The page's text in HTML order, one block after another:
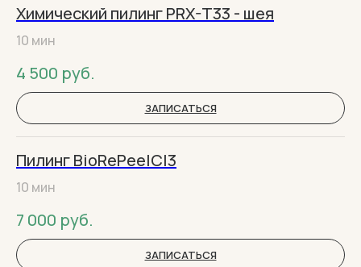
Химический пилинг PRX-T33 - шея
10 мин
4 500 руб.
ЗАПИСАТЬСЯ
Пилинг BioRePeelCl3
10 мин
7 000 руб.
ЗАПИСАТЬСЯ